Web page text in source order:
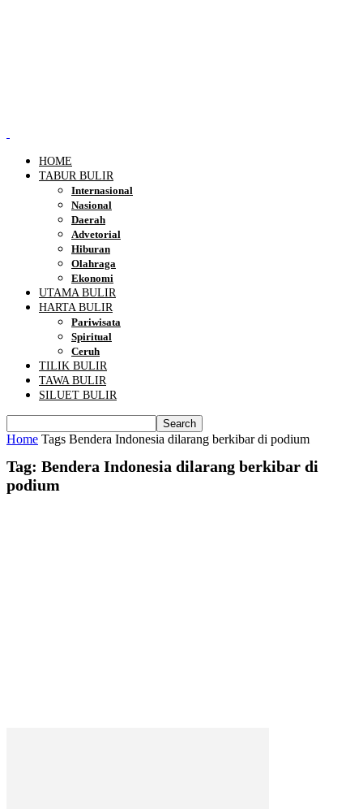
HOME
TABUR BULIR
Internasional
Nasional
Daerah
Advetorial
Hiburan
Olahraga
Ekonomi
UTAMA BULIR
HARTA BULIR
Pariwisata
Spiritual
Ceruh
TILIK BULIR
TAWA BULIR
SILUET BULIR
Home Tags Bendera Indonesia dilarang berkibar di podium
Tag: Bendera Indonesia dilarang berkibar di
podium